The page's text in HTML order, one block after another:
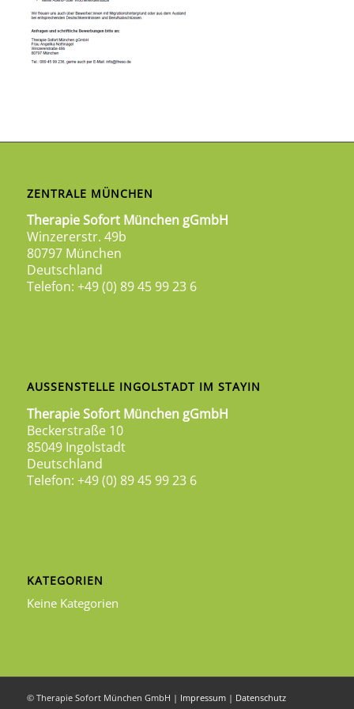
ZENTRALE MÜNCHEN
Therapie Sofort München gGmbH
Winzererstr. 49b
80797 München
Deutschland
Telefon: +49 (0) 89 45 99 23 6
AUSSENSTELLE INGOLSTADT IM STAYIN
Therapie Sofort München gGmbH
Beckerstraße 10
85049 Ingolstadt
Deutschland
Telefon: +49 (0) 89 45 99 23 6
KATEGORIEN
Keine Kategorien
© Therapie Sofort München GmbH | Impressum| Datenschutz